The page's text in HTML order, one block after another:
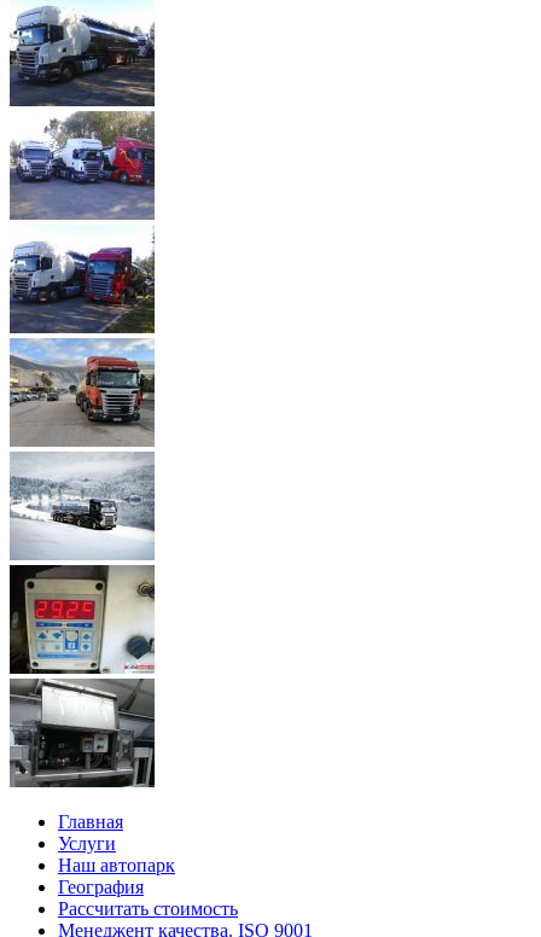
Главная
Услуги
Наш автопарк
География
Рассчитать стоимость
Менеджент качества. ISO 9001